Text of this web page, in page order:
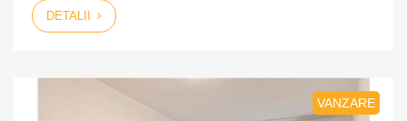
DETALII
VANZARE